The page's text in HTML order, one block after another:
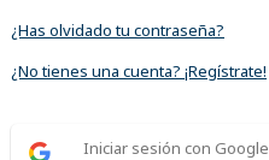
¿Has olvidado tu contraseña?
¿No tienes una cuenta? ¡Regístrate!
Iniciar sesión con Google